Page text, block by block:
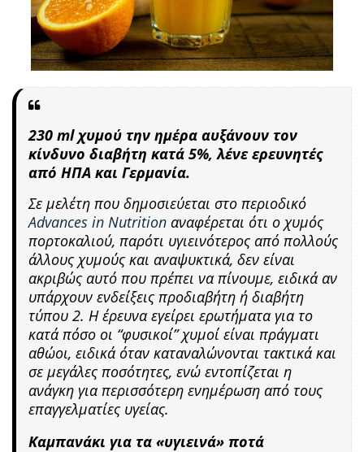
230 ml χυμού την ημέρα αυξάνουν τον
κίνδυνο διαβήτη κατά 5%, λένε ερευνητές
από ΗΠΑ και Γερμανία.
Σε μελέτη που δημοσιεύεται στο περιοδικό
Advances in Nutrition αναφέρεται ότι ο χυμός
πορτοκαλιού, παρότι υγιεινότερος από πολλούς
άλλους χυμούς και αναψυκτικά, δεν είναι
ακριβώς αυτό που πρέπει να πίνουμε, ειδικά αν
υπάρχουν ενδείξεις προδιαβήτη ή διαβήτη
τύπου 2. Η έρευνα εγείρει ερωτήματα για το
κατά πόσο οι “φυσικοί” χυμοί είναι πράγματι
αθώοι, ειδικά όταν καταναλώνονται τακτικά και
σε μεγάλες ποσότητες, ενώ εντοπίζεται η
ανάγκη για περισσότερη ενημέρωση από τους
επαγγελματίες υγείας.
Καμπανάκι για τα «υγιεινά» ποτά